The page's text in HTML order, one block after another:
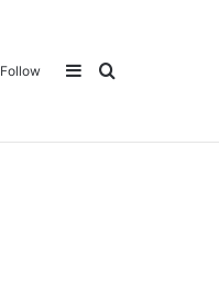
Follow Sidebar
Traži